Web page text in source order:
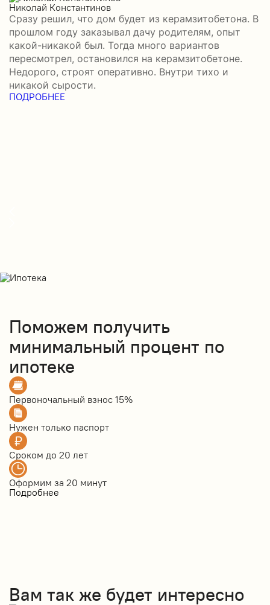
Николай Константинов
Сразу решил, что дом будет из керамзитобетона. В
прошлом году заказывал дачу родителям, опыт
какой-никакой был. Тогда много вариантов
пересмотрел, остановился на керамзитобетоне.
Недорого, строят оперативно. Внутри тихо и
никакой сырости.
ПОДРОБНЕЕ
Поможем получить
минимальный процент по
ипотеке
Первоночальный взнос 15%
Нужен только паспорт
Сроком до 20 лет
Оформим за 20 минут
Подробнее
Вам так же будет интересно